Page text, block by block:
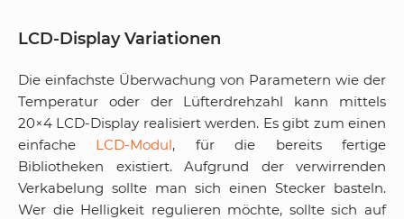
LCD-Display Variationen
Die einfachste Überwachung von Parametern wie der
Temperatur oder der Lüfterdrehzahl kann mittels
20×4 LCD-Display realisiert werden. Es gibt zum einen
einfache LCD-Modul, für die bereits fertige
Bibliotheken existiert. Aufgrund der verwirrenden
Verkabelung sollte man sich einen Stecker basteln.
Wer die Helligkeit regulieren möchte, sollte sich auf